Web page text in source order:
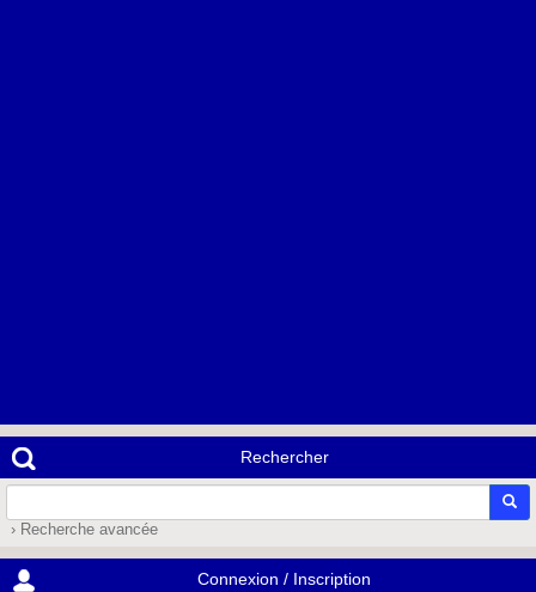
Rechercher
› Recherche avancée
Connexion / Inscription